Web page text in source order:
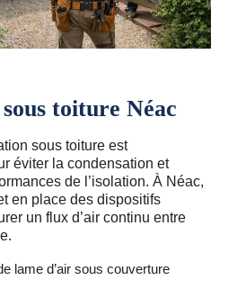
toiture Néac
sous toiture est
éviter la condensation et
de l’isolation. À Néac,
en place des dispositifs
un flux d’air continu entre
lame d’air sous couverture